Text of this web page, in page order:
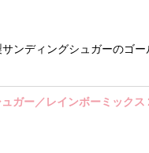
ンディングシュガーのゴ
ガー／レインボーミック